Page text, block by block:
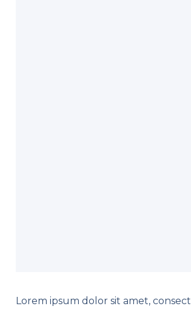
Lorem ipsum dolor sit amet,